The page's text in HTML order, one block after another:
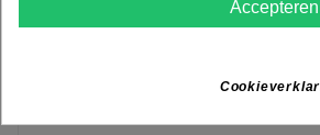
Accepteren